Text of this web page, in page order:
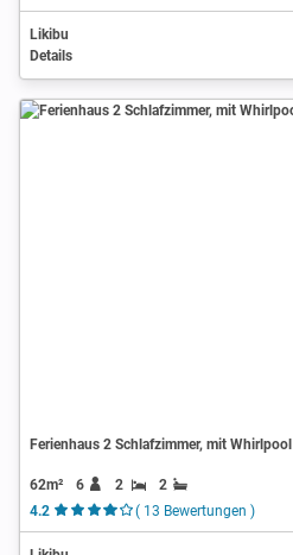
Likibu
Details
Ferienhaus 2 Schlafzimmer, mit Whirlpool
62m² 6 2
2
4.2
( 13 Bewertungen )